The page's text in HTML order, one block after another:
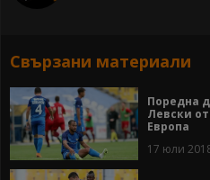
Свързани материали
Поредна
Левски
Европа
17 юли